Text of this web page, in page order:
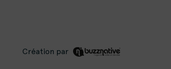
Création par